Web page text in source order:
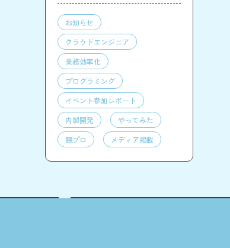
お知らせ
クラウドエンジニア
業務効率化
プログラミング
イベント参加レポート
内製開発
やってみた
競プロ
メディア掲載